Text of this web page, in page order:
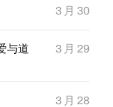
3 月 30
与道
3 月 29
3 月 28